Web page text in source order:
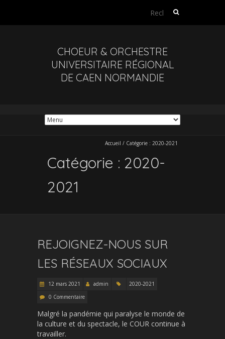
Rechercher :
CHOEUR & ORCHESTRE
UNIVERSITAIRE RÉGIONAL
DE CAEN NORMANDIE
Accueil / Catégorie : 2020-2021
Catégorie : 2020-
2021
REJOIGNEZ-NOUS SUR
LES RÉSEAUX SOCIAUX
12 mars 2021 admin
2020-2021
0 Commentaire
Malgré la pandémie qui paralyse le monde de
la culture et du spectacle, le COUR continue à
travailler.